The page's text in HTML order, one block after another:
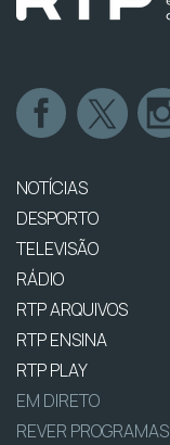
NOTÍCIAS
DESPORTO
TELEVISÃO
RÁDIO
RTP ARQUIVOS
RTP ENSINA
RTP PLAY
EM DIRETO
REVER PROGRAMAS